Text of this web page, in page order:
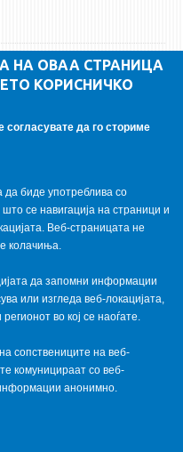
Designed by
НА ОВАА СТРАНИЦА
КОРИСНИЧКО
да го сториме
да биде употреблива со
се навигација на страници и
Веб-страницата не
колачиња.
да запомни информации
или изгледа веб-локацијата,
во кој се наоѓате.
сопствениците на веб-
комуницираат со веб-
анонимно.